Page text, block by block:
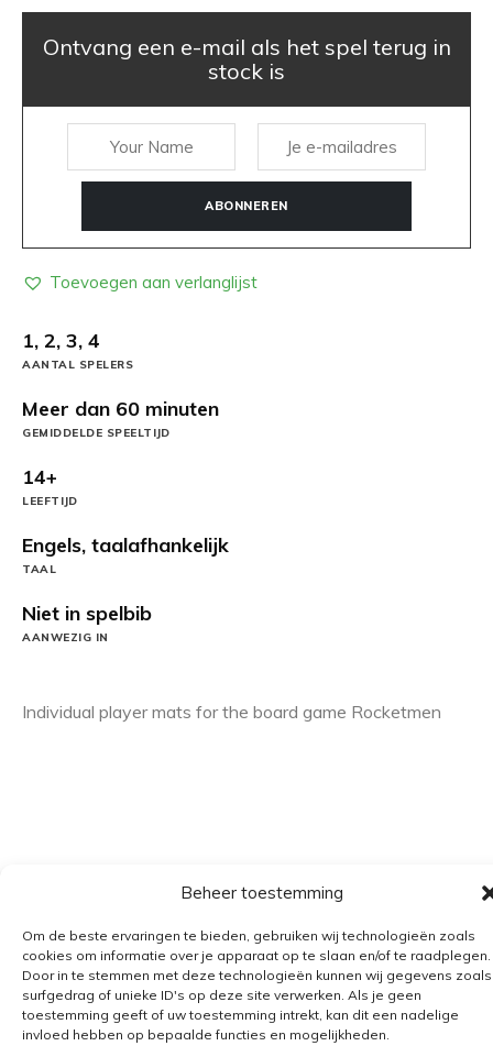
Beheer toestemming
Om de beste ervaringen te bieden, gebruiken wij technologieën zoals
cookies om informatie over je apparaat op te slaan en/of te raadplegen.
Door in te stemmen met deze technologieën kunnen wij gegevens zoals
surfgedrag of unieke ID's op deze site verwerken. Als je geen
toestemming geeft of uw toestemming intrekt, kan dit een nadelige
invloed hebben op bepaalde functies en mogelijkheden.
Ontvang een e-mail als het spel terug in
stock is
ABONNEREN
Toevoegen aan verlanglijst
1, 2, 3, 4
AANTAL SPELERS
Meer dan 60 minuten
GEMIDDELDE SPEELTIJD
14+
LEEFTIJD
Engels, taalafhankelijk
TAAL
Niet in spelbib
AANWEZIG IN
Individual player mats for the board game Rocketmen
Algemene voorwaarden
Verzending
Retourbeleid
BE 0682.845.059